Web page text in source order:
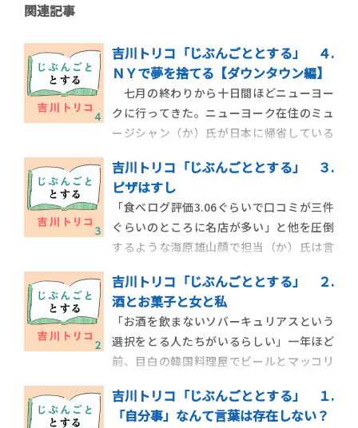
関連記事
吉川トリコ「じぶんごととする」 ４.
ＮＹで夢を捨てる【ダウンタウン編】
七月の終わりから十日間ほどニューヨー
クに行ってきた。ニューヨーク在住のミュ
ージシャン（か）氏が日本に帰省している
ことになったので、八泊だけ私も間借りす
ることにしたのだ。おそらくニューヨーク
じゃなかったら誘いに乗ることはなかった
だろうが、なんといってもニューヨークで
ある。いつかは行
吉川トリコ「じぶんごととする」 ３.
ピザはすし
「食べログ評価3.06ぐらいで口コミが三件
ぐらいのところに名店が多い」と他を圧倒
するような海原雄山顔で担当（か）氏は言
ミネートされあえなく落選し、待ち会のの
ちの残念会で、各社の担当編集者たちと銀
座の中華料理店で飲み食いしていたときの
ことだった。「食べログ評価3.26ぐらいの
店がいち
吉川トリコ「じぶんごととする」 ２.
酒とお菓子と女と私
「お酒を飲まないソバーキュリアスという
選択をとる人たちがいるらしい」一年ほど
前、目白の韓国料理屋でビールとマッコリ
したい」とぼやいていた私に、担当（か）
氏は言った。「はあ？ なにそれ」先ほど
吉川トリコ「じぶんごととする」 １.
「自分事」なんて言葉は存在しない？